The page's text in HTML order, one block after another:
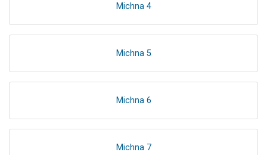
Michna 4
Michna 5
Michna 6
Michna 7